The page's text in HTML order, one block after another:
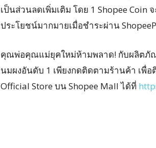
เป็นส่วนลดเพิ่มเติม โดย 1 Shopee Coin
ประโยชน์มากมายเมื่อชำระผ่าน
คุณพ่อคุณแม่ยุคใหม่ห้ามพลาด! กับผลิตภั
นมผงอันดับ 1 เพียงกดติดตามร้านค้า เพื่
Official Store บน Shopee Mall ได้ที่